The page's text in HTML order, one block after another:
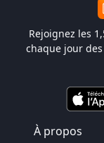
Rejoignez les
chaque jour
À propos